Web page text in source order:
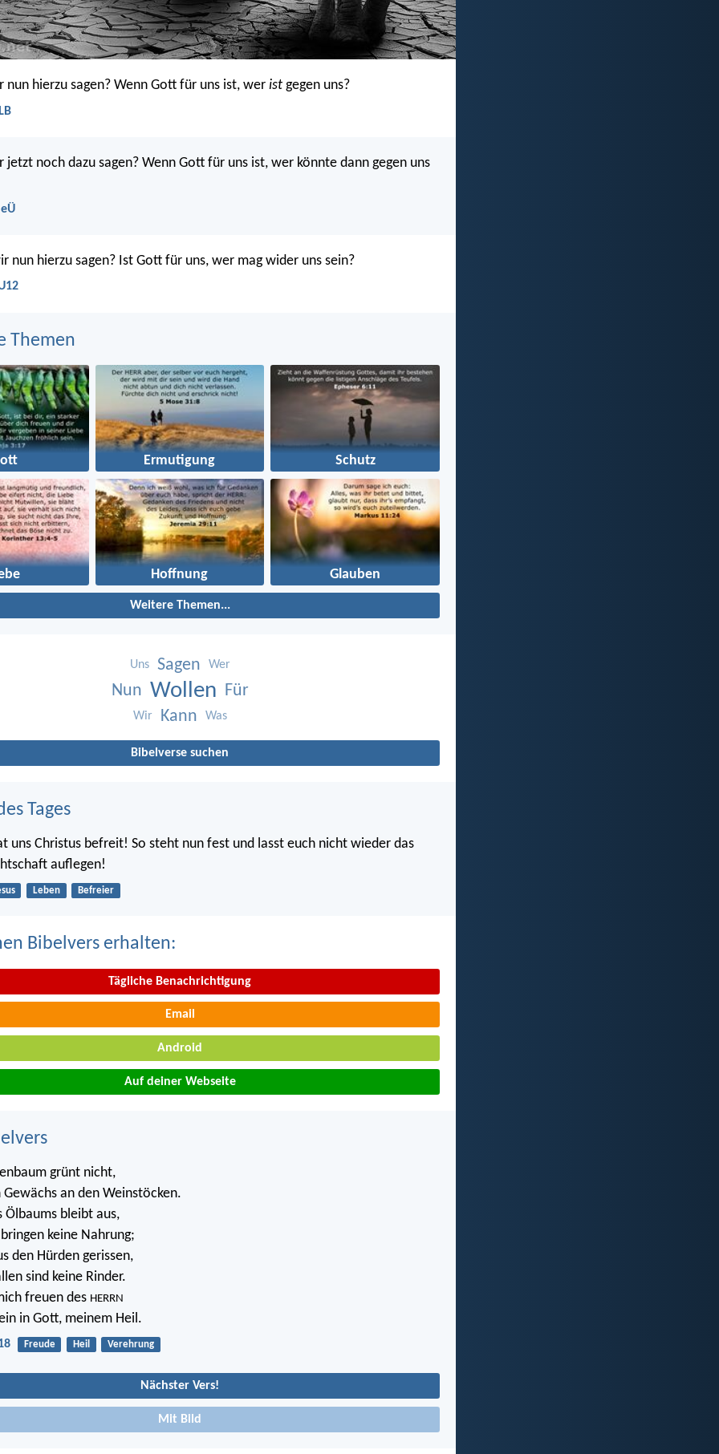
nun hierzu sagen? Wenn Gott für uns ist, wer ist gegen uns?
jetzt noch dazu sagen? Wenn Gott für uns ist, wer könnte dann gegen uns
nun hierzu sagen? Ist Gott für uns, wer mag wider uns sein?
Themen
Ermutigung Schutz
Hoffnung Glauben
Weitere Themen...
Uns Sagen Wer
Nun Wollen Für
Wir Kann Was
Bibelverse suchen
Tages
uns Christus befreit! So steht nun fest und lasst euch nicht wieder das
auflegen!
Leben Befreier
Bibelvers erhalten:
Tägliche Benachrichtigung
Email
Android
Auf deiner Webseite
grünt nicht,
Gewächs an den Weinstöcken.
Ölbaums bleibt aus,
keine Nahrung;
den Hürden gerissen,
sind keine Rinder.
freuen des HERRN
in Gott, meinem Heil.
Freude Heil Verehrung
Nächster Vers!
Mit Bild